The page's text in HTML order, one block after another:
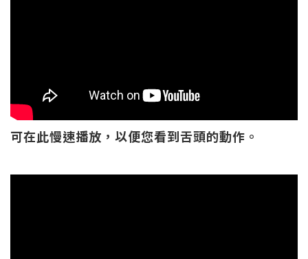
可在此慢速播放，以便您看到舌頭的動作。